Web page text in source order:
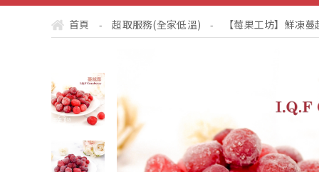
首頁 - 超取服務(全家低溫) - 【莓果工坊】鮮凍